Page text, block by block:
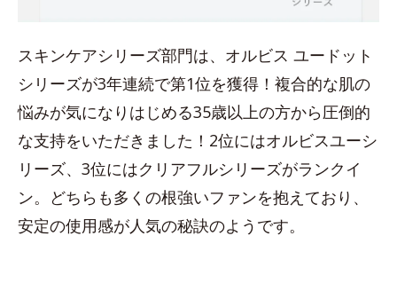
スキンケアシリーズ部門は、オルビス ユードット
シリーズが3年連続で第1位を獲得！複合的な肌の
悩みが気になりはじめる35歳以上の方から圧倒的
な支持をいただきました！2位にはオルビスユーシ
リーズ、3位にはクリアフルシリーズがランクイ
ン。どちらも多くの根強いファンを抱えており、
安定の使用感が人気の秘訣のようです。